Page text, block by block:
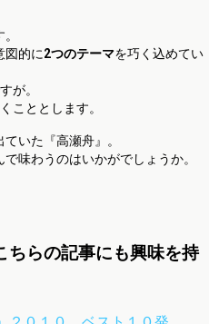
図的に2つのテーマを巧く込めてい
が。
こととします。
いた『高瀬舟』。
味わうのはいかがでしょうか。
ちらの記事にも興味を持